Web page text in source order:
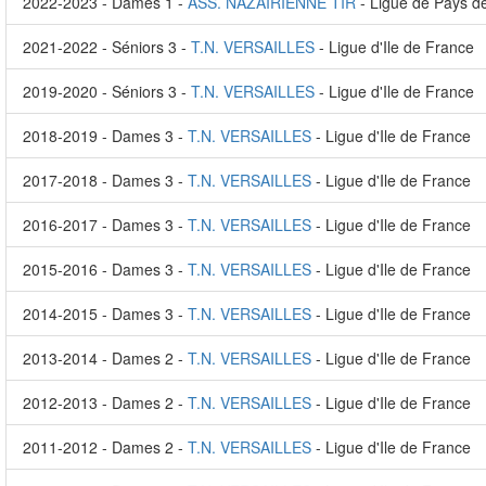
2021-2022 - Séniors 3 - T.N. VERSAILLES - Ligue d'Ile de France
2019-2020 - Séniors 3 - T.N. VERSAILLES - Ligue d'Ile de France
2018-2019 - Dames 3 - T.N. VERSAILLES - Ligue d'Ile de France
2017-2018 - Dames 3 - T.N. VERSAILLES - Ligue d'Ile de France
2016-2017 - Dames 3 - T.N. VERSAILLES - Ligue d'Ile de France
2015-2016 - Dames 3 - T.N. VERSAILLES - Ligue d'Ile de France
2014-2015 - Dames 3 - T.N. VERSAILLES - Ligue d'Ile de France
2013-2014 - Dames 2 - T.N. VERSAILLES - Ligue d'Ile de France
2012-2013 - Dames 2 - T.N. VERSAILLES - Ligue d'Ile de France
2011-2012 - Dames 2 - T.N. VERSAILLES - Ligue d'Ile de France